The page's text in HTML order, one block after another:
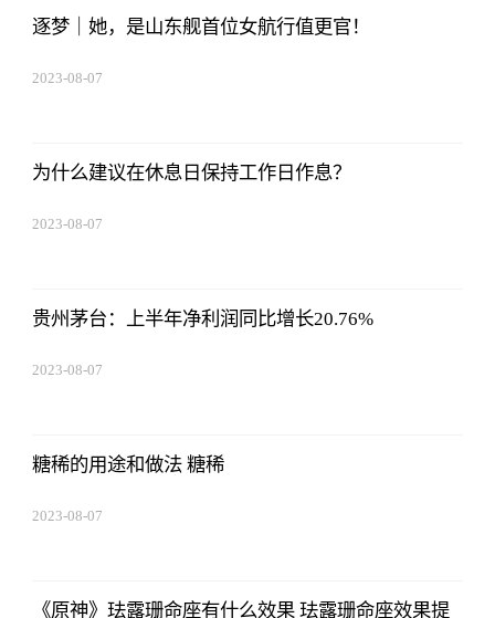
逐梦｜她，是山东舰首位女航行值更官！
2023-08-07
为什么建议在休息日保持工作日作息？
2023-08-07
贵州茅台：上半年净利润同比增长20.76%
2023-08-07
糖稀的用途和做法 糖稀
2023-08-07
《原神》珐露珊命座有什么效果 珐露珊命座效果提